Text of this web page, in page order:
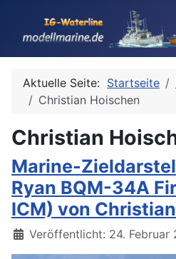
Aktuelle Seite: Startseite
Christian Hoischen
Christian
Marine-
Ryan BQM-34A
ICM) von
Details
Veröffentlicht: 24. Februar